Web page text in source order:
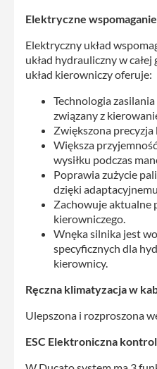
Elektryczne
Elektryczny układ
układ hydrauliczny w
układ kierowniczy oferuje:
Technologia
związany z
Zwiększona precyzja
Większa
wysiłku podczas
Poprawia zużycie
dzięki
Zachowuje aktualne
kierowniczego.
Wnęka silnika jest
specyficznych dla
kierownicy.
Ręczna klimatyzacja w
Ulepszona i rozproszona
ESC Elektroniczna